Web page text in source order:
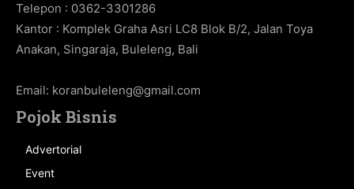
Telepon : 0362-3301286
Kantor : Komplek Graha Asri LC8 Blok B/2, Jalan Toya
Anakan, Singaraja, Buleleng, Bali
Email: koranbuleleng@gmail.com
Pojok Bisnis
Advertorial
Event